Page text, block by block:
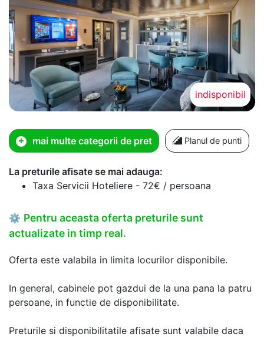
indisponibil
mai multe categorii de pret Planul de punti
La preturile afisate se mai adauga:
Taxa Servicii Hoteliere - 72€ / persoana
⚙ Pentru aceasta oferta preturile sunt
actualizate in timp real.
Oferta este valabila in limita locurilor disponibile.
In general, cabinele pot gazdui de la una pana la patru
persoane, in functie de disponibilitate.
Preturile si disponibilitatile afisate sunt valabile daca